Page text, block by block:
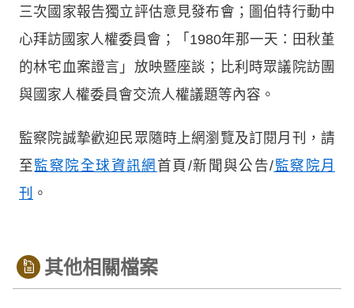
三次國家報告獨立評估意見發布會；圖伯特行動中
心拜訪國家人權委員會；「1980年那一天：田秋堇
的林宅血案證言」放映暨座談；比利時眾議院訪團
與國家人權委員會交流人權議題等內容。
監察院誠摯歡迎民眾隨時上網瀏覽及訂閱月刊，請
至 監察院全球資訊網 首頁/新聞與公告/監察院月
刊 。
其他相關檔案